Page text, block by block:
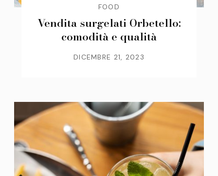
FOOD
Vendita surgelati Orbetello:
comodità e qualità
DICEMBRE 21, 2023